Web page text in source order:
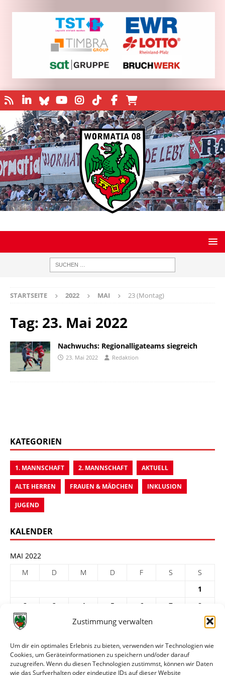
Zustimmung verwalten
Um dir ein optimales Erlebnis zu bieten, verwenden wir Technologien wie
Cookies, um Geräteinformationen zu speichern und/oder darauf
zuzugreifen. Wenn du diesen Technologien zustimmst, können wir Daten
wie das Surfverhalten oder eindeutige IDs auf dieser Website
STARTSEITE 2022 MAI 23 (Montag)
Tag: 23. Mai 2022
Nachwuchs: Regionalligateams siegreich
23. Mai 2022 Redaktion
KATEGORIEN
1. MANNSCHAFT 2. MANNSCHAFT AKTUELL
ALTE HERREN FRAUEN & MÄDCHEN INKLUSION
JUGEND
KALENDER
MAI 2022
M
D M D F S
S
1
2
3 4 5 6 7
8
9
11 12 13
23
24 25 26 27 28
30
31